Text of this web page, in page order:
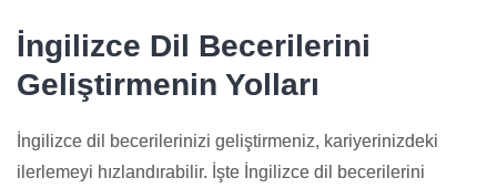
İngilizce Dil Becerilerini
Geliştirmenin Yolları
İngilizce dil becerilerinizi geliştirmeniz, kariyerinizdeki
ilerlemeyi hızlandırabilir. İşte İngilizce dil becerilerini